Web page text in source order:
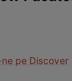
pe Discover